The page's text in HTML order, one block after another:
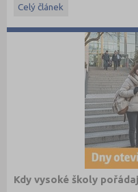
Celý článek
Kdy vysoké školy